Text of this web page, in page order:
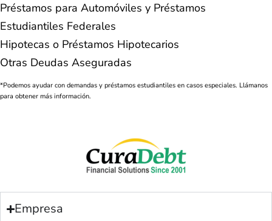
Préstamos para Automóviles y Préstamos
Estudiantiles Federales
Hipotecas o Préstamos Hipotecarios
Otras Deudas Aseguradas
*Podemos ayudar con demandas y préstamos estudiantiles en casos especiales. Llámanos
para obtener más información.
Empresa